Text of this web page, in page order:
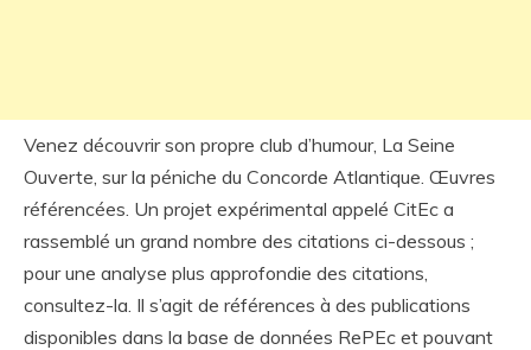
Venez découvrir son propre club d’humour, La Seine
Ouverte, sur la péniche du Concorde Atlantique. Œuvres
référencées. Un projet expérimental appelé CitEc a
rassemblé un grand nombre des citations ci-dessous ;
pour une analyse plus approfondie des citations,
consultez-la. Il s’agit de références à des publications
disponibles dans la base de données RePEc et pouvant